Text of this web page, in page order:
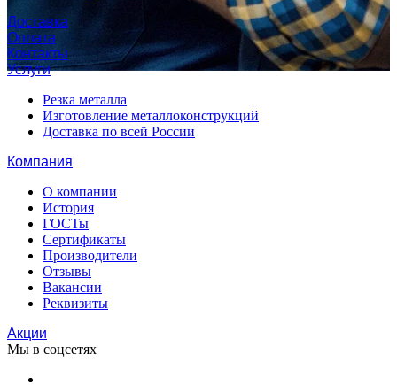
Доставка
Оплата
Контакты
Услуги
Резка металла
Изготовление металлоконструкций
Доставка по всей России
Компания
О компании
История
ГОСТы
Сертификаты
Производители
Отзывы
Вакансии
Реквизиты
Акции
Мы в соцсетях